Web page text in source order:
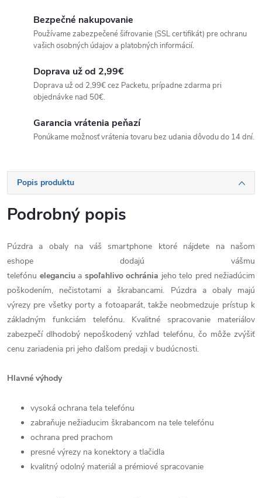
Bezpečné nakupovanie
Používame zabezpečené šifrovanie (SSL certifikát) pre ochranu
vašich osobných údajov a platobných informácií.
Doprava už od 2,99€
Doprava už od 2,99€ cez Packetu, prípadne zdarma pri
objednávke nad 50€.
Garancia vrátenia peňazí
Ponúkame možnosť vrátenia tovaru bez udania dôvodu do 14 dní.
Popis produktu
Podrobný popis
Púzdra a obaly na váš smartphone ktoré nájdete na našom
eshope dodajú vášmu
telefónu eleganciu a spoľahlivo ochránia jeho telo pred nežiadúcim
poškodením, nečistotami a škrabancami. Púzdra a obaly majú
výrezy pre všetky porty a fotoaparát, takže neobmedzuje prístup k
základným funkciám telefónu. Kvalitné spracovanie materiálov
zabezpečí dlhodobý nepoškodený vzhľad telefónu, čo môže zvýšiť
cenu zariadenia pri jeho ďalšom predaji v budúcnosti.
Hlavné výhody
vysoká ochrana tela telefónu
zabraňuje nežiaducim škrabancom na tele telefónu
ochrana pred prachom
presné výrezy na konektory a tlačidla
kvalitný odolný materiál a prémiové spracovanie